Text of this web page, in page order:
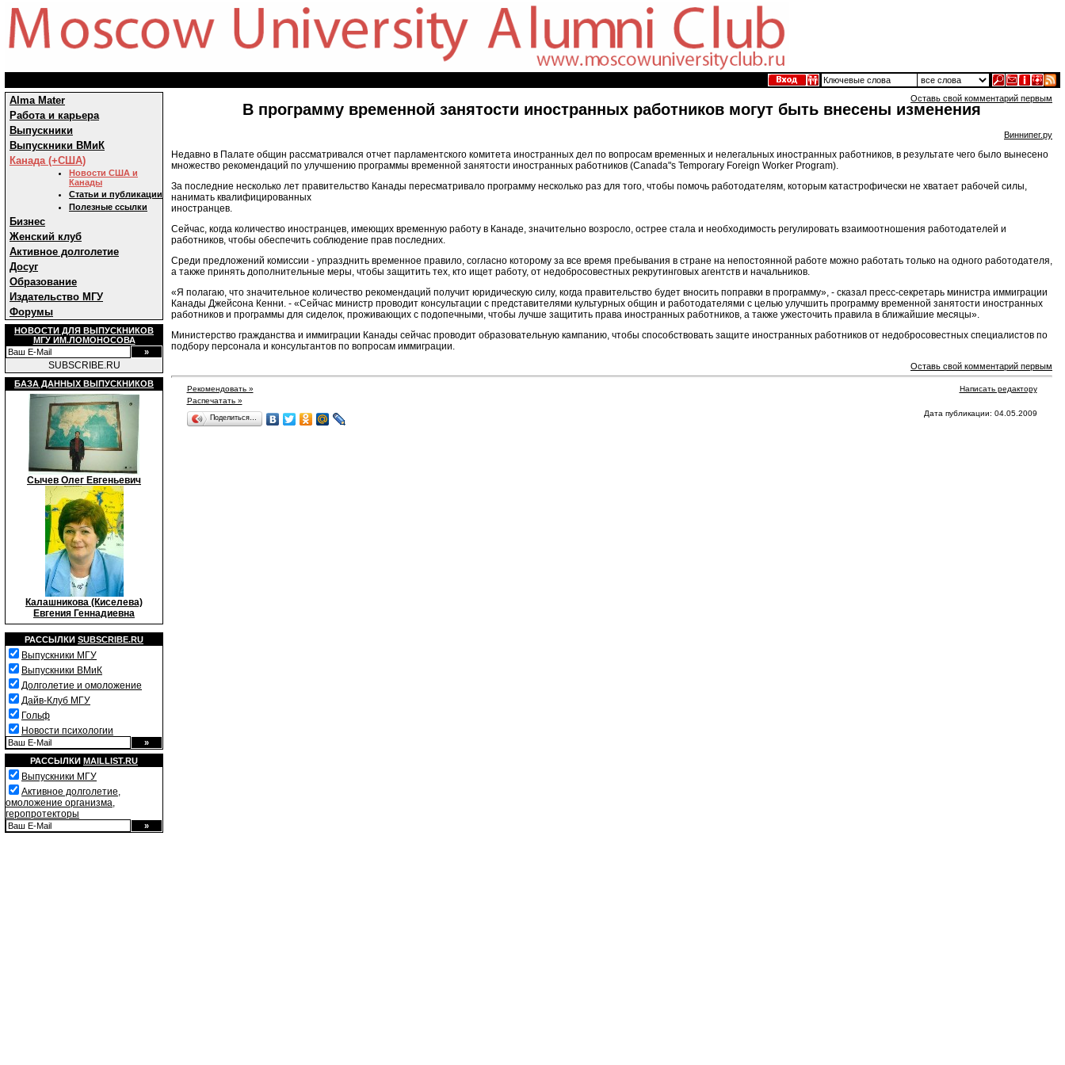
Alma Mater
Работа и карьера
Выпускники
Выпускники ВМиК
Канада (+США)
Новости США и
Канады
Статьи и публикации
Полезные ссылки
Бизнес
Женский клуб
Активное долголетие
Досуг
Образование
Издательство МГУ
Форумы
НОВОСТИ ДЛЯ ВЫПУСКНИКОВ
МГУ ИМ.ЛОМОНОСОВА
SUBSCRIBE.RU
БАЗА ДАННЫХ ВЫПУСКНИКОВ
Сычев Олег Евгеньевич
Калашникова (Киселева)
Евгения Геннадиевна
РАССЫЛКИ SUBSCRIBE.RU
Выпускники МГУ
Выпускники ВМиК
Долголетие и омоложение
Дайв-Клуб МГУ
Гольф
Новости психологии
РАССЫЛКИ MAILLIST.RU
Выпускники МГУ
Активное долголетие,
омоложение организма,
геропротекторы
Оставь свой комментарий первым
В программу временной занятости иностранных работников могут быть внесены изменения
Виннипег.ру
Недавно в Палате общин рассматривался отчет парламентского комитета иностранных дел по вопросам временных и нелегальных иностранных работников, в результате чего было вынесено
множество рекомендаций по улучшению программы временной занятости иностранных работников (Canada"s Temporary Foreign Worker Program).
За последние несколько лет правительство Канады пересматривало программу несколько раз для того, чтобы помочь работодателям, которым катастрофически не хватает рабочей силы,
нанимать квалифицированных
иностранцев.
Сейчас, когда количество иностранцев, имеющих временную работу в Канаде, значительно возросло, острее стала и необходимость регулировать взаимоотношения работодателей и
работников, чтобы обеспечить соблюдение прав последних.
Среди предложений комиссии - упразднить временное правило, согласно которому за все время пребывания в стране на непостоянной работе можно работать только на одного работодателя,
а также принять дополнительные меры, чтобы защитить тех, кто ищет работу, от недобросовестных рекрутинговых агентств и начальников.
«Я полагаю, что значительное количество рекомендаций получит юридическую силу, когда правительство будет вносить поправки в программу», - сказал пресс-секретарь министра иммиграции
Канады Джейсона Кенни. - «Сейчас министр проводит консультации с представителями культурных общин и работодателями с целью улучшить программу временной занятости иностранных
работников и программы для сиделок, проживающих с подопечными, чтобы лучше защитить права иностранных работников, а также ужесточить правила в ближайшие месяцы».
Министерство гражданства и иммиграции Канады сейчас проводит образовательную кампанию, чтобы способствовать защите иностранных работников от недобросовестных специалистов по
подбору персонала и консультантов по вопросам иммиграции.
Оставь свой комментарий первым
Рекомендовать »
Написать редактору
Распечатать »
Поделиться… Дата публикации: 04.05.2009